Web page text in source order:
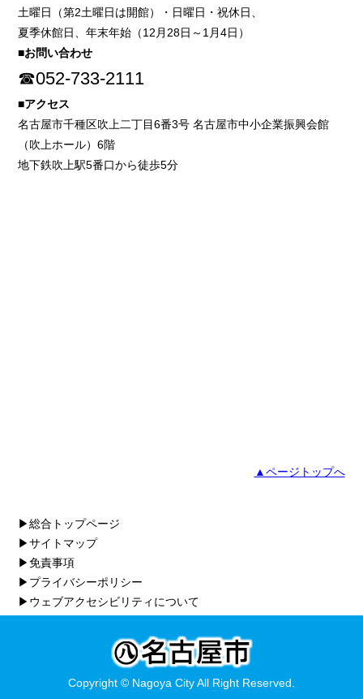
土曜日（第2土曜日は開館）・日曜日・祝休日、
夏季休館日、年末年始（12月28日～1月4日）
■お問い合わせ
☎052-733-2111
■アクセス
名古屋市千種区吹上二丁目6番3号 名古屋市中小企業振興会館
（吹上ホール）6階
地下鉄吹上駅5番口から徒歩5分
▲ページトップへ
▶総合トップページ
▶サイトマップ
▶免責事項
▶プライバシーポリシー
▶ウェブアクセシビリティについて
Copyright © Nagoya City All Right Reserved.